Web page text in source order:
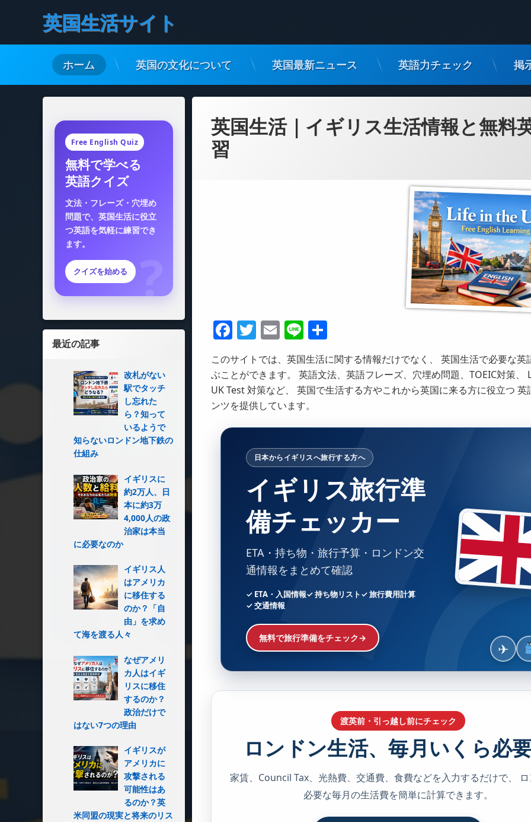
英国生活サイト
ホーム 英国の文化について 英国最新ニュース 英語力チェック 掲
英国生活｜イギリス生活情報と無料
習
Facebook
Twitter
Email
Line
有
このサイトでは、英国生活に関する情報だけでなく、 英国生活で必要な英
ぶことができます。 英語文法、英語フレーズ、穴埋め問題、TOEIC対策、
UK Test 対策など、 英国で生活する方やこれから英国に来る方に役立つ 英
ンツを提供しています。
日本からイギリスへ旅行する方へ
イギリス旅行準
備チェッカー
ETA・持ち物・旅行予算・ロンドン交
通情報をまとめて確認
✓ ETA・入国情報✓ 持ち物リスト✓ 旅行費用計算
✓ 交通情報
無料で旅行準備をチェック→
✈
渡英前・引っ越し前にチェック
ロンドン生活、毎月いくら必
家賃、Council Tax、光熱費、交通費、食費などを入力するだけで、
必要な毎月の生活費を簡単に計算できます。
Free English Quiz
無料で学べる
英語クイズ
文法・フレーズ・穴埋め
問題で、英国生活に役立
つ英語を気軽に練習でき
ます。
クイズを始める
最近の記事
改札がない
駅でタッチ
し忘れた
ら？知って
いるようで
知らないロンドン地下鉄の
仕組み
イギリスに
約2万人、日
本に約3万
4,000人の政
治家は本当
に必要なのか
イギリス人
はアメリカ
に移住する
のか？「自
由」を求め
て海を渡る人々
なぜアメリ
カ人はイギ
リスに移住
するのか？
政治だけで
はない7つの理由
イギリスが
アメリカに
攻撃される
可能性はあ
るのか？英
米同盟の現実と将来のリス